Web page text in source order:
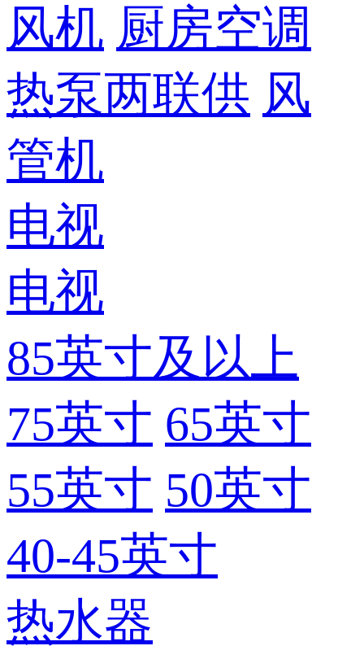
风机 厨房空调
热泵两联供 风
管机
电视
电视
85英寸及以上
75英寸 65英寸
55英寸 50英寸
40-45英寸
热水器